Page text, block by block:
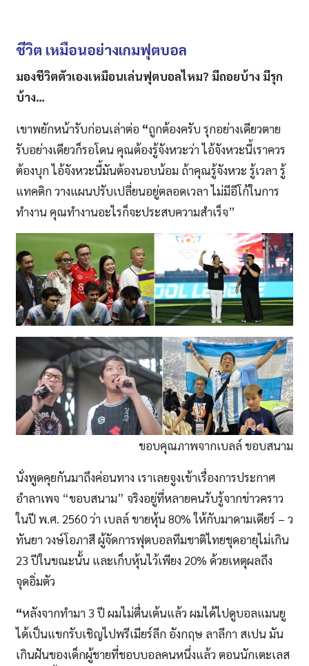
ชีวิต เหมือนอย่างเกมฟุตบอล
มองชีวิตตัวเองเหมือนเล่นฟุตบอลไหม? มีถอยบ้าง มีรุก
บ้าง…
เขาพยักหน้ารับก่อนเล่าต่อ “ถูกต้องครับ รุกอย่างเดียวตาย
รับอย่างเดียวก็รอโดน คุณต้องรู้จังหวะว่า ไอ้จังหวะนี้เราควร
ต้องบุก ไอ้จังหวะนี้มันต้องนอบน้อม ถ้าคุณรู้จังหวะ รู้เวลา รู้
แทคติก วางแผนปรับเปลี่ยนอยู่ตลอดเวลา ไม่มีอีโก้ในการ
ทำงาน คุณทำงานอะไรก็จะประสบความสำเร็จ”
ขอบคุณภาพจากเบลล์ ขอบสนาม
นั่งพูดคุยกันมาถึงค่อนทาง เราเลยจูงเข้าเรื่องการประกาศ
อำลาเพจ “ขอบสนาม” จริงอยู่ที่หลายคนรับรู้จากข่าวคราว
ในปี พ.ศ. 2560 ว่า เบลล์ ขายหุ้น 80% ให้กับมาดามเดียร์ – ว
ทันยา วงษ์โอภาสี ผู้จัดการฟุตบอลทีมชาติไทยชุดอายุไม่เกิน
23 ปีในขณะนั้น และเก็บหุ้นไว้เพียง 20% ด้วยเหตุผลถึง
จุดอิ่มตัว
“หลังจากทำมา 3 ปี ผมไม่ตื่นเต้นแล้ว ผมได้ไปดูบอลแมนยู
ได้เป็นแขกรับเชิญไปพรีเมียร์ลีก อังกฤษ ลาลีกา สเปน มัน
เกินฝันของเด็กผู้ชายที่ชอบบอลคนหนึ่งแล้ว ตอนนักเตะเลส